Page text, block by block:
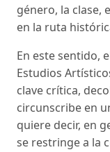
género, la clase,
en la ruta
En este sentido,
Estudios
clave crítica,
circunscribe en
quiere decir, en
se restringe a la